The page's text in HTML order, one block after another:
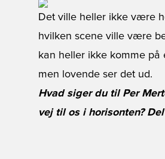
Det ville heller ikke være
hvilken scene ville være
kan heller ikke komme på
men lovende ser det ud.
Hvad siger du til Per
vej til os i horisonten?